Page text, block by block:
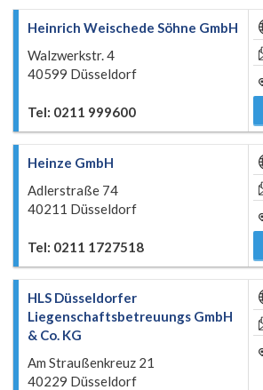
Heinrich Weischede Söhne GmbH
Walzwerkstr. 4
40599 Düsseldorf
Tel: 0211 999600
Heinze GmbH
Adlerstraße 74
40211 Düsseldorf
Tel: 0211 1727518
HLS Düsseldorfer
Liegenschaftsbetreuungs GmbH
& Co. KG
Am Straußenkreuz 21
40229 Düsseldorf